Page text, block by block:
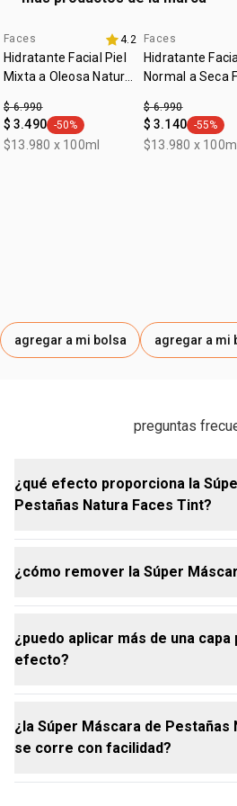
aniversario
Faces 4.2
Hidratante Facial Piel
Mixta a Oleosa Natura
$ 6.990
$ 3.490 general.tag -50%
-50%
$13.980 x 100ml
agregar a mi bolsa
aniversario
Faces
Hidratante
Normal a Seca
$ 6.990
$ 3.140 -55%
$13.980 x 100ml
agregar a mi
preguntas
¿qué efecto proporciona la
Pestañas Natura Faces Tint?
la Súper Máscara Tint Natura
un aspecto más intenso e
máscara, notarás que envuelve
¿cómo remover la Súper
la máscara se puede remover
desmaquillante, sin necesidad
¿puedo aplicar más de una
efecto?
sí, para un efecto más
más de una capa, asegurándote
¿la Súper Máscara de Pestañas
se corre con facilidad?